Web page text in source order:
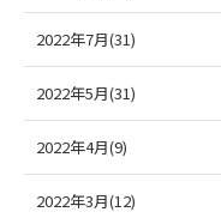
2022年7月(31)
2022年5月(31)
2022年4月(9)
2022年3月(12)